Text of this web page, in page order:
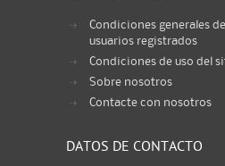
Condiciones generales
usuarios registrados
Condiciones de uso del
Sobre nosotros
Contacte con nosotros
DATOS DE CONTACTO